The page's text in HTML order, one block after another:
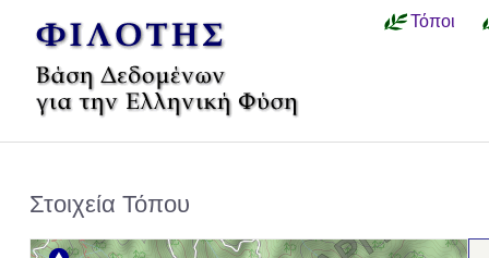
Τόποι
Στοιχεία Τόπου